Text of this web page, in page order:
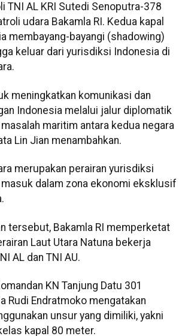
TNI AL KRI Sutedi Senoputra-378
udara Bakamla RI. Kedua kapal
membayang-bayangi (shadowing)
keluar dari yurisdiksi Indonesia di
meningkatkan komunikasi dan
Indonesia melalui jalur diplomatik
maritim antara kedua negara
Lin Jian menambahkan.
merupakan perairan yurisdiksi
masuk dalam zona ekonomi eksklusif
tersebut, Bakamla RI memperketat
Laut Utara Natuna bekerja
AL dan TNI AU.
KN Tanjung Datu 301
Rudi Endratmoko mengatakan
unsur yang dimiliki, yakni
kapal 80 meter.